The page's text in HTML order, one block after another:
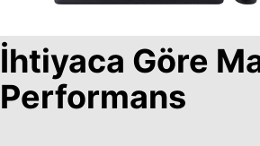
İhtiyaca Göre
Performans